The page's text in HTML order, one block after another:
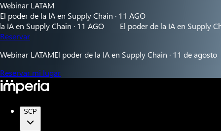
Webinar LATAM
El poder de la IA en Supply Chain · 11 AGO
Chain · 11 AGO
El poder de la IA en Supply Chain · 11
Reservar
Webinar LATAMEl poder de la IA en Supply Chain · 11 de agosto
Reservar mi lugar
SCP